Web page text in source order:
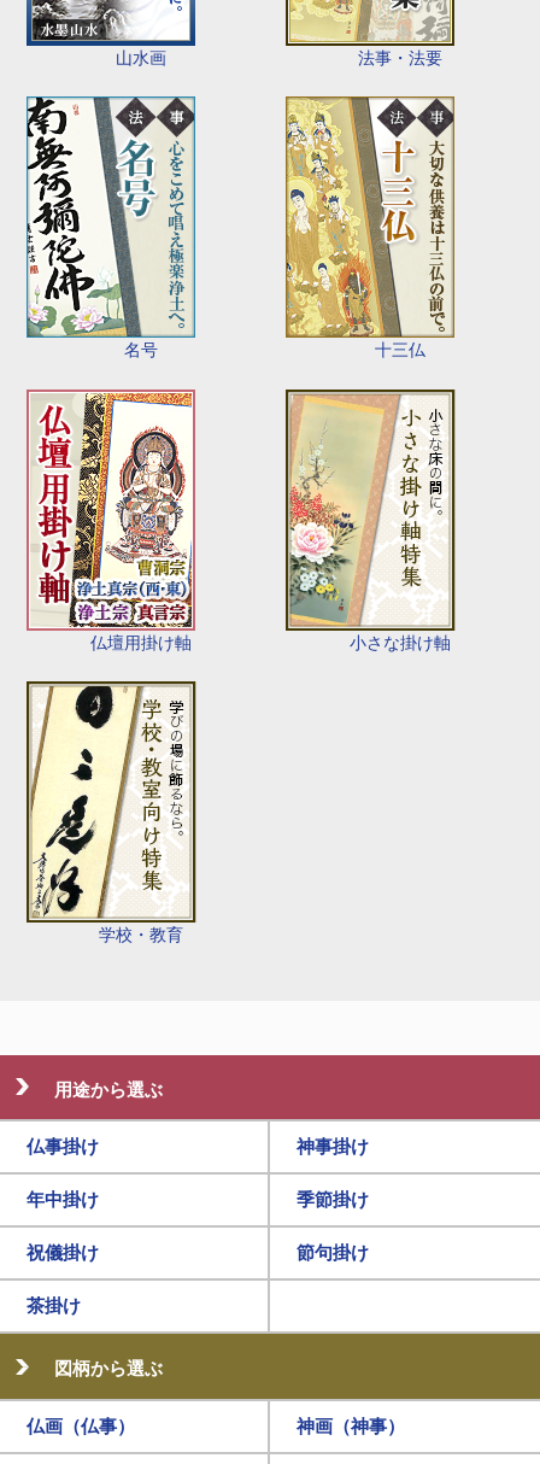
山水画 法事・法要
名号 十三仏
仏壇用掛け軸 小さな掛け軸
学校・教育
用途から選ぶ
仏事掛け 神事掛け
年中掛け 季節掛け
祝儀掛け 節句掛け
茶掛け
図柄から選ぶ
仏画（仏事） 神画（神事）